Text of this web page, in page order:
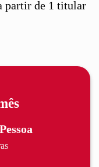
partir de 1 titular